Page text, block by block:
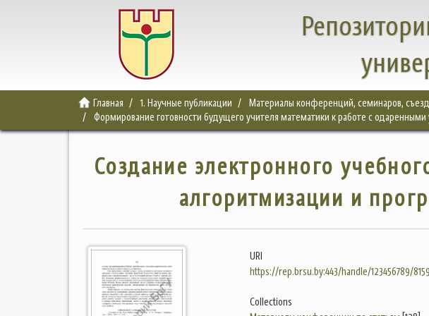
Главная 1. Научные публикации
Материалы конференций, семинаров,
Формирование готовности будущего учителя математики к работе с
Создание электронного
алгоритмизации и
URI
https://rep.brsu.by:443/handle/123456789/8159
Collections